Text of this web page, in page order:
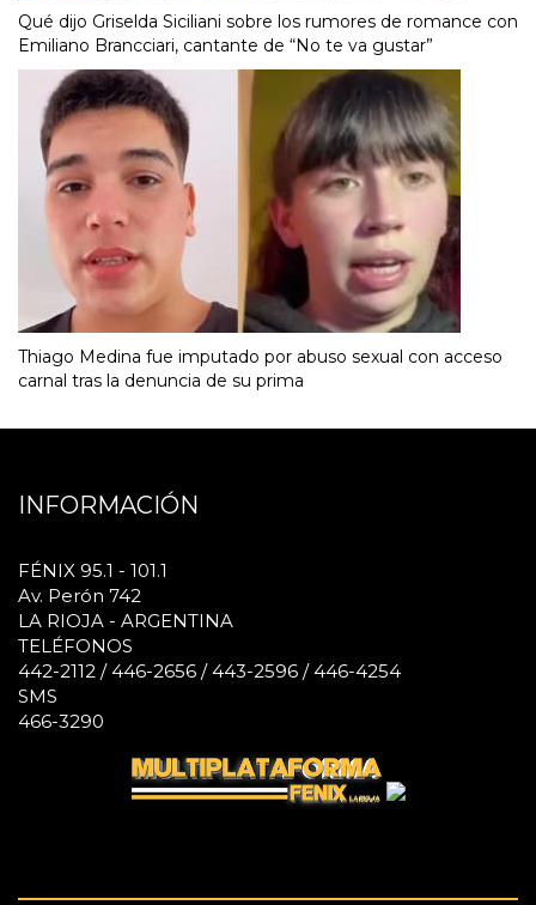
Qué dijo Griselda Siciliani sobre los rumores de romance con
Emiliano Brancciari, cantante de “No te va gustar”
Thiago Medina fue imputado por abuso sexual con acceso
carnal tras la denuncia de su prima
INFORMACIÓN
FÉNIX 95.1 - 101.1
Av. Perón 742
LA RIOJA - ARGENTINA
TELÉFONOS
442-2112 / 446-2656 / 443-2596 / 446-4254
SMS
466-3290